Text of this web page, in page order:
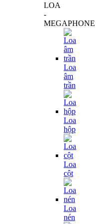
LOA
-
MEGAPHONE
Loa
âm
trần
Loa
hộp
Loa
cột
Loa
nén